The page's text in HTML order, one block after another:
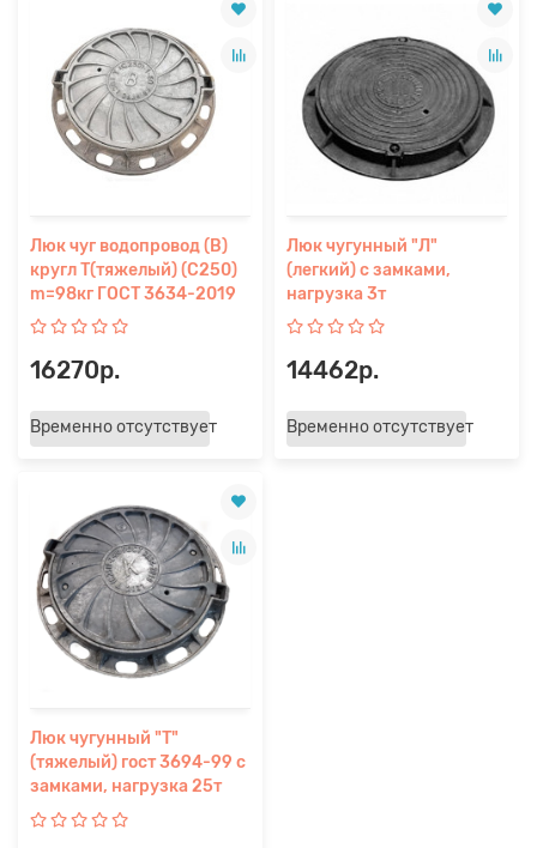
Люк чуг водопровод (В)
кругл Т(тяжелый) (С250)
m=98кг ГОСТ 3634-2019
16270р.
Временно отсутствует
Люк чугунный "Л"
(легкий) с замками,
нагрузка 3т
14462р.
Временно отсутствует
Люк чугунный "Т"
(тяжелый) гост 3694-99 с
замками, нагрузка 25т